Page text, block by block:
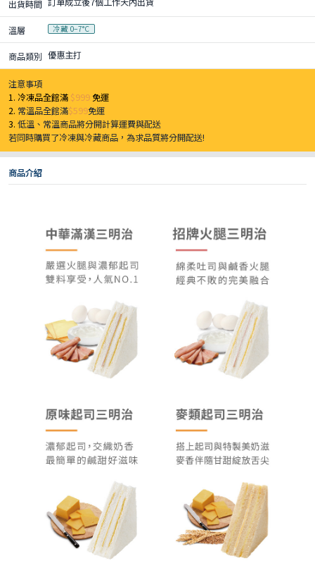
出貨時間
溫層 冷藏 0–7°C
商品類別 優惠主打
注意事項
1. 冷凍品全館滿 $999免運
2. 常溫品全館滿$599免運
3.低溫、常溫商品將分開計算運費與配送
若同時購買了冷凍與冷藏商品，為求品質將分開配送!
商品介紹